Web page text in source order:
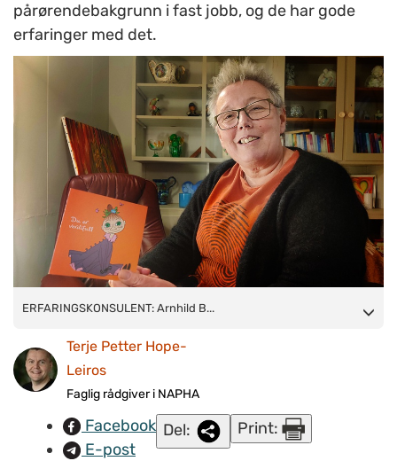
pårørendebakgrunn i fast jobb, og de har gode
erfaringer med det.
ERFARINGSKONSULENT:Arnhild Brønstad har hjerte for
frivillige og oppsøkende virksomhet, er blant suksessfaktorene
som har gjort at hun lykkes i arbeidet.
ERFARINGSKONSULENT: Arnhild B...
Terje Petter Hope-
Leiros
Faglig rådgiver i NAPHA
Facebook
E-post
Del: Print: